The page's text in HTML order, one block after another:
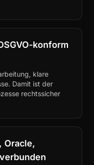
konform
klare
Damit ist der
rechtssicher
Oracle,